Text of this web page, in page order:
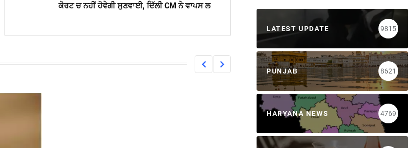
ਕੋਰਟ ਚ ਨਹੀਂ ਹੋਵੇਗੀ ਸੁਣਵਾਈ, ਦਿੱਲੀ CM ਨੇ ਵਾਪਸ ਲ
LATEST UPDATE 9815
PUNJAB 8621
HARYANA NEWS 4769